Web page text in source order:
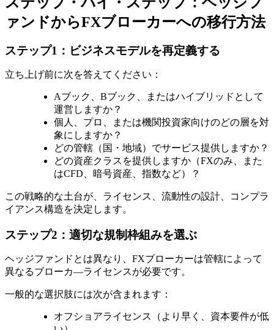
ァンドからFXブローカーへの移行方法
ステップ1：ビジネスモデルを再定義する
立ち上げ前に次を答えてください：
Aブック、Bブック、またはハイブリッドとして
運営しますか？
個人、プロ、または機関投資家向けのどの層を対
象にしますか？
どの管轄（国・地域）でサービス提供しますか？
どの資産クラスを提供しますか（FXのみ、また
はCFD、暗号資産、指数など）？
この戦略的な土台が、ライセンス、流動性の設計、コンプラ
イアンス構造を決定します。
ステップ2：適切な規制枠組みを選ぶ
ヘッジファンドとは異なり、FXブローカーは管轄によって
異なるブローカ―ライセンスが必要です。
一般的な選択肢には次が含まれます：
オフショアライセンス（より早く、資本要件が低